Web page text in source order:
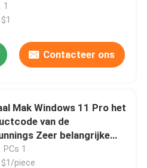
1
Contacteer ons
Mak Windows 11 Pro het
van de
Zeer belangrijke
Activering
PCs 1
$1/piece